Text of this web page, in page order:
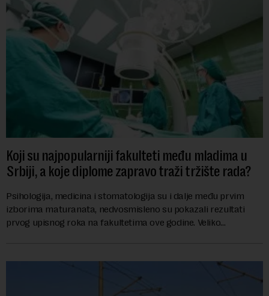
Koji su najpopularniji fakulteti među mladima u
Srbiji, a koje diplome zapravo traži tržište rada?
Psihologija, medicina i stomatologija su i dalje među prvim
izborima maturanata, nedvosmisleno su pokazali rezultati
prvog upisnog roka na fakultetima ove godine. Veliko